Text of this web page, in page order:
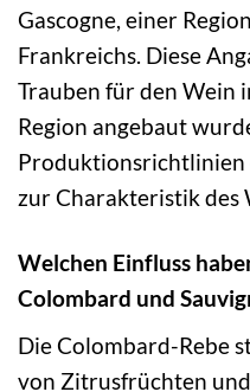
Gascogne, einer
Frankreichs. Diese
Trauben für den Wein
Region angebaut
Produktionsrichtlinien
zur Charakteristik des
Welchen Einfluss
Colombard und
Die Colombard-Rebe
von Zitrusfrüchten